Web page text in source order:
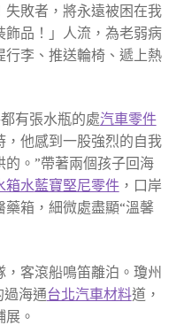
敗者，將永遠被困在我
品！」人流，為老弱病
李、推送輪椅、遞上熱
有張水瓶的處汽車零件
他感到一股強烈的自我
。”帶著兩個孩子回海
箱水藍寶堅尼零件，口岸
箱，細微處盡顯“溫馨
客滾船鳴笛離泊。瓊州
過海通台北汽車材料道，
。